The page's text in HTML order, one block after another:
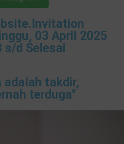
03 April 2025
s/d Selesai
adalah takdir,
terduga"